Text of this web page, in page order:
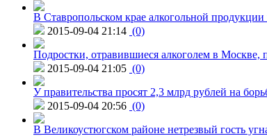
В Ставропольском крае алкогольной
2015-09-04 21:14 (0)
Подростки, отравившиеся алкоголем в Москве,
2015-09-04 21:05 (0)
У правительства просят 2,3 млрд рублей на
2015-09-04 20:56 (0)
В Великоустюгском районе нетрезвый гость